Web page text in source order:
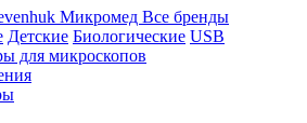
Микромед Все бренды
Детские Биологические USB
для микроскопов